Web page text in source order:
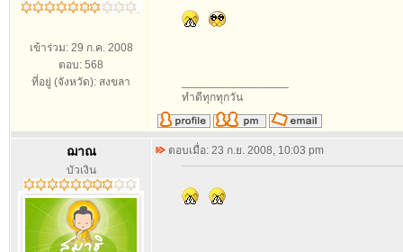
เข้าร่วม: 29 ก.ค. 2008
ตอบ: 568
ที่อยู่ (จังหวัด): สงขลา
ทำดีทุกทุกวัน
ฌาณ
บัวเงิน
ตอบเมื่อ: 23 ก.ย. 2008, 10:03 pm